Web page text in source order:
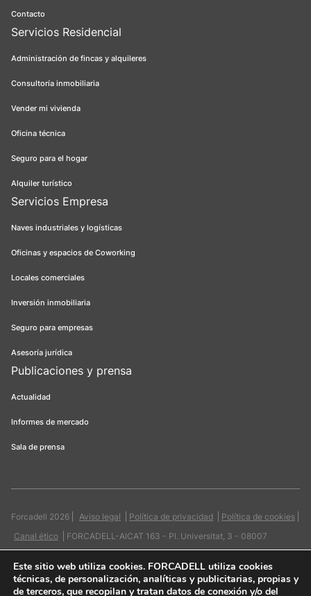
Contacto
Servicios Residencial
Administración de fincas y alquileres
Consultoría inmobiliaria
Vender mi vivienda
Oficina técnica
Seguro para el hogar
Alquiler turístico
Servicios Empresa
Naves industriales y logísticas
Oficinas y espacios de Coworking
Locales comerciales
Inversión inmobiliaria
Seguro para empresas
Asesoría jurídica
Publicaciones y prensa
Actualidad
Informes de mercado
Sala de prensa
Forcadell 2026 Aviso legal Política de privacidad
Política de cookies
Canal ético
FORCADELL-AICAT 163 - Pl. Universitat, 3 - 08007
Este sitio web utiliza cookies. FORCADELL utiliza cookies
técnicas, de personalización, analíticas y publicitarias, propias y
de terceros, que recopilan y tratan datos de conexión y/o del